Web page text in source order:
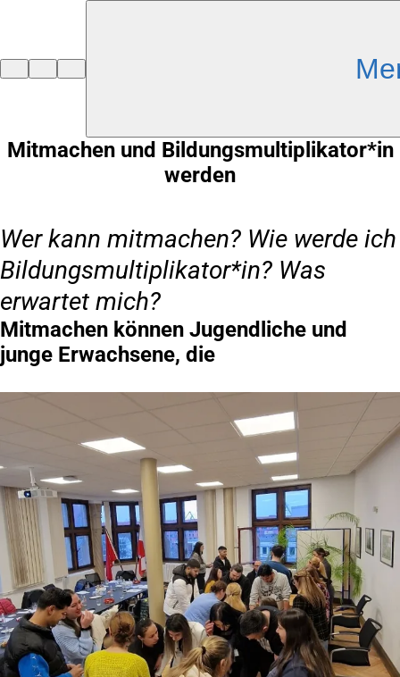
Mitmachen und Bildungsmultiplikator*in
werden
Wer kann mitmachen? Wie werde ich
Bildungsmultiplikator*in? Was
erwartet mich?
Mitmachen können Jugendliche und
junge Erwachsene, die